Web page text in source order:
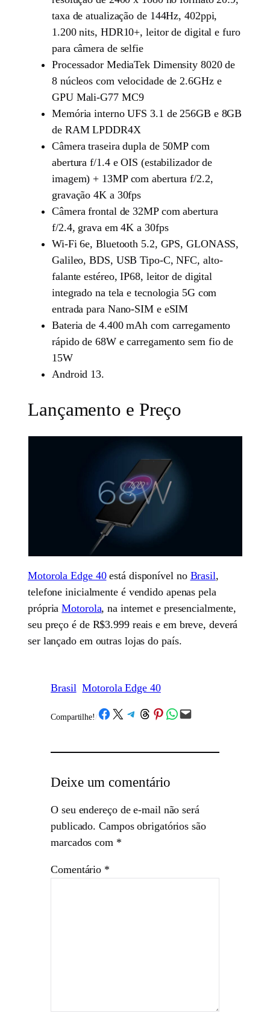
taxa de atualização de 144Hz, 402ppi,
1.200 nits, HDR10+, leitor de digital e furo
para câmera de selfie
Processador MediaTek Dimensity 8020 de
8 núcleos com velocidade de 2.6GHz e
GPU Mali-G77 MC9
Memória interno UFS 3.1 de 256GB e 8GB
de RAM LPDDR4X
Câmera traseira dupla de 50MP com
abertura f/1.4 e OIS (estabilizador de
imagem) + 13MP com abertura f/2.2,
gravação 4K a 30fps
Câmera frontal de 32MP com abertura
f/2.4, grava em 4K a 30fps
Wi-Fi 6e, Bluetooth 5.2, GPS, GLONASS,
Galileo, BDS, USB Tipo-C, NFC, alto-
falante estéreo, IP68, leitor de digital
integrado na tela e tecnologia 5G com
entrada para Nano-SIM e eSIM
Bateria de 4.400 mAh com carregamento
rápido de 68W e carregamento sem fio de
15W
Android 13.
Lançamento e Preço
Motorola Edge 40está disponível no Brasil,
telefone inicialmente é vendido apenas pela
própriaMotorola, na internet e presencialmente,
seu preço é de R$3.999 reais e em breve, deverá
ser lançado em outras lojas do país.
Brasil Motorola Edge 40
Compartilhe! /Share on Facebook
Share on X Share on Telegram
Share on Threads
Share on Pinterest
Share on WhatsApp
Email this Page
Deixe um comentário
O seu endereço de e-mail não será
publicado. Campos obrigatórios são
marcados com *
Comentário *